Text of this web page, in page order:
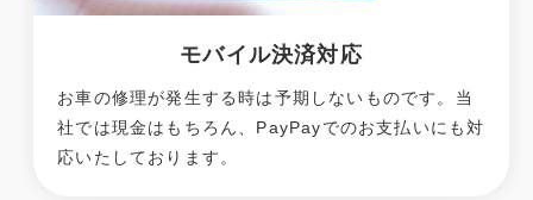
モバイル決済対応
お車の修理が発生する時は予期しないものです。当
社では現金はもちろん、PayPayでのお支払いにも対
応いたしております。